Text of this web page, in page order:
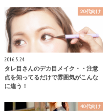
20代向け
2016.5.24
タレ目さんのデカ目メイク・・注意
点を知ってるだけで雰囲気がこんな
に違う！
40代向け